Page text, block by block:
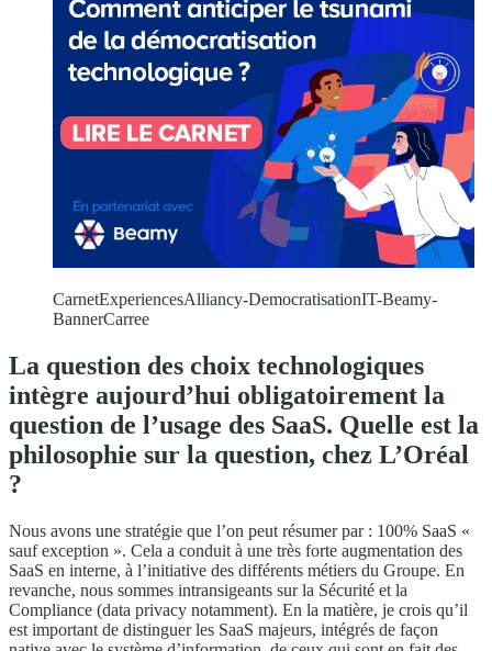
CarnetExperiencesAlliancy-DemocratisationIT-Beamy-
BannerCarree
La question des choix technologiques
intègre aujourd’hui obligatoirement la
question de l’usage des SaaS. Quelle est la
philosophie sur la question, chez L’Oréal
?
Nous avons une stratégie que l’on peut résumer par : 100% SaaS «
sauf exception ». Cela a conduit à une très forte augmentation des
SaaS en interne, à l’initiative des différents métiers du Groupe. En
revanche, nous sommes intransigeants sur la Sécurité et la
Compliance (data privacy notamment). En la matière, je crois qu’il
est important de distinguer les SaaS majeurs, intégrés de façon